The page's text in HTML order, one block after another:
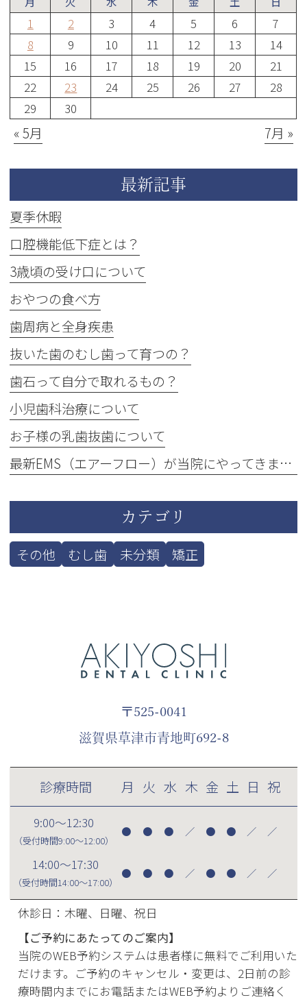
1 2 3 4 5 6
7
8
9 10 11 12 13
14
15
16 17 18 19 20
21
22
23 24 25 26 27
28
29
30
« 5月 7月 »
最新記事
夏季休暇
口腔機能低下症とは？
3歳頃の受け口について
おやつの食べ方
歯周病と全身疾患
抜いた歯のむし歯って育つの？
歯石って自分で取れるもの？
小児歯科治療について
お子様の乳歯抜歯について
最新EMS（エアーフロー）が当院にやってきました！
カテゴリ
その他 むし歯 未分類 矯正
〒525-0041
滋賀県草津市青地町692-8
診療時間 月 火 水 木 金 土 日 祝
9:00～12:30
（受付時間9:00～12:00）
● ● ● ／ ● ● ／ ／
14:00～17:30
（受付時間14:00～17:00）
● ● ● ／ ● ● ／ ／
休診日：木曜、日曜、祝日
【ご予約にあたってのご案内】
当院のWEB予約システムは患者様に無料でご利用いた
だけます。ご予約のキャンセル・変更は、2日前の診
療時間内までにお電話またはWEB予約よりご連絡く